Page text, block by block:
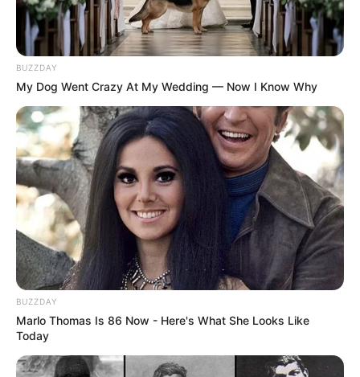
BUZZDAY
My Dog Went Crazy At My Wedding — Now I Know Why
BUZZDAY
Marlo Thomas Is 86 Now - Here's What She Looks Like
Today